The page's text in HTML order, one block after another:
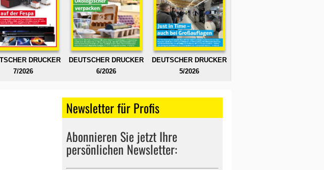
DRUCKER
7/2026
DEUTSCHER DRUCKER
6/2026
DEUTSCHER DRUCKER
5/2026
Newsletter für Profis
Abonnieren Sie jetzt Ihre
persönlichen Newsletter: